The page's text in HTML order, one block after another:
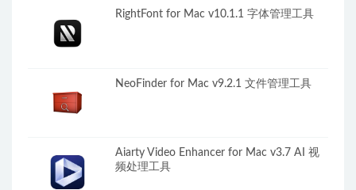
RightFont for Mac v10.1.1 字体管理工具
NeoFinder for Mac v9.2.1 文件管理工具
Aiarty Video Enhancer for Mac v3.7 AI 视
频处理工具